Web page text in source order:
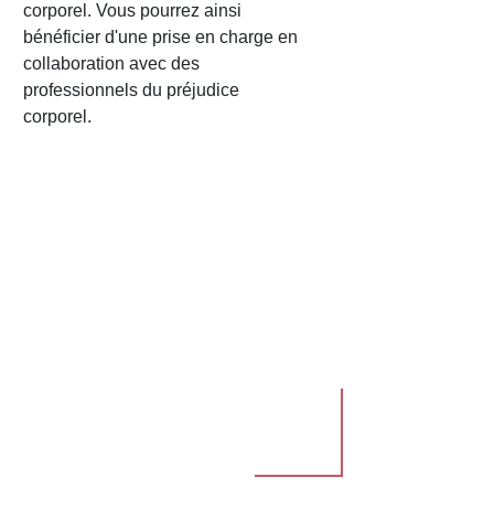
corporel. Vous pourrez ainsi
bénéficier d'une prise en charge en
collaboration avec des
professionnels du préjudice
corporel.